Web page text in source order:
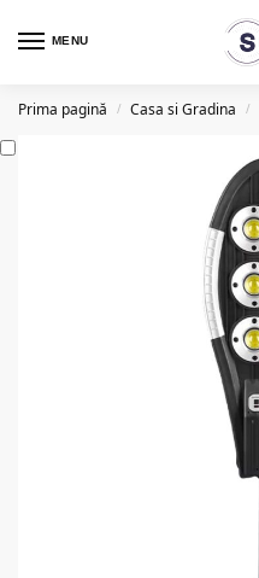
MENU
Prima pagină / Casa si Gradina /